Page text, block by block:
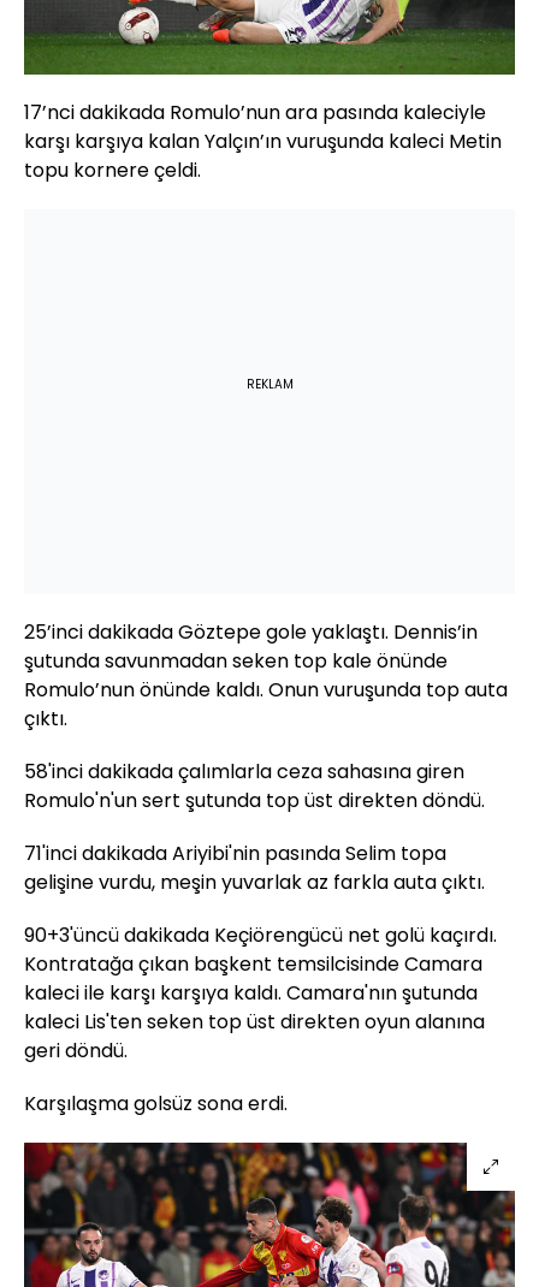
17’nci dakikada Romulo’nun ara pasında kaleciyle
karşı karşıya kalan Yalçın’ın vuruşunda kaleci Metin
topu kornere çeldi.
REKLAM
25’inci dakikada Göztepe gole yaklaştı. Dennis’in
şutunda savunmadan seken top kale önünde
Romulo’nun önünde kaldı. Onun vuruşunda top auta
çıktı.
58'inci dakikada çalımlarla ceza sahasına giren
Romulo'n'un sert şutunda top üst direkten döndü.
71'inci dakikada Ariyibi'nin pasında Selim topa
gelişine vurdu, meşin yuvarlak az farkla auta çıktı.
90+3'üncü dakikada Keçiörengücü net golü kaçırdı.
Kontratağa çıkan başkent temsilcisinde Camara
kaleci ile karşı karşıya kaldı. Camara'nın şutunda
kaleci Lis'ten seken top üst direkten oyun alanına
geri döndü.
Karşılaşma golsüz sona erdi.